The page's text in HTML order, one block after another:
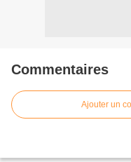
Commentaires
Ajouter un